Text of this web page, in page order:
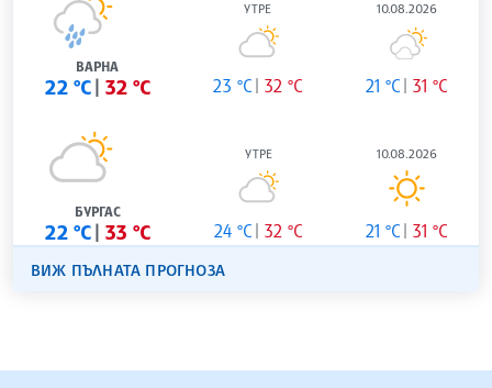
ВАРНА
22 °C 32 °C
УТРЕ
23 °C 32 °C
10.08.2026
21 °C 31 °C
БУРГАС
22 °C 33 °C
УТРЕ
24 °C 32 °C
10.08.2026
21 °C 31 °C
ВИЖ ПЪЛНАТА ПРОГНОЗА